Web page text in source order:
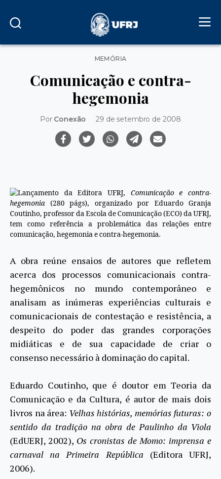
Categorias
MEMÓRIA
Comunicação e contra-
hegemonia
Por Conexão 29 de setembro de 2008
Lançamento da Editora UFRJ, Comunicação e contra-
hegemonia (280 págs), organizado por Eduardo Granja
Coutinho, professor da Escola de Comunicação (ECO) da UFRJ,
tem como referência a problemática das relações entre
comunicação, hegemonia e contra-hegemonia.
A obra reúne ensaios de autores que refletem
acerca dos processos comunicacionais contra-
hegemônicos no mundo contemporâneo e
analisam as inúmeras experiências culturais e
comunicacionais de contestação e resistência, a
despeito do poder das grandes corporações
midiáticas e de sua capacidade de criar o
consenso necessário à dominação do capital.
Eduardo Coutinho, que é doutor em Teoria da
Comunicação e da Cultura, é autor de mais dois
livros na área: Velhas histórias, memórias futuras: o
sentido da tradição na obra de Paulinho da Viola
(EdUERJ, 2002), Os cronistas de Momo: imprensa e
carnaval na Primeira República (Editora UFRJ,
2006).